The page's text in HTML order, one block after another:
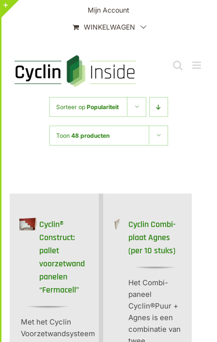
Ga
naar
Mijn Account
WINKELWAGEN
Sorteer op Populariteit
Toon 48 producten
Cyclin®
Construct:
pallet
voorzetwand
panelen
“Fermacell”
Met het Cyclin
Voorzetwandsysteem
Cyclin Combi-
plaat Agnes
(per 10 stuks)
Het Combi-
paneel
Cyclin®Puur +
Agnes is een
combinatie van